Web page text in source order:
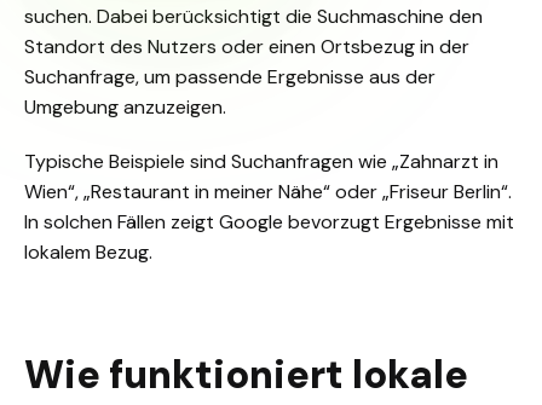
suchen. Dabei berücksichtigt die Suchmaschine den
Standort des Nutzers oder einen Ortsbezug in der
Suchanfrage, um passende Ergebnisse aus der
Umgebung anzuzeigen.
Typische Beispiele sind Suchanfragen wie „Zahnarzt in
Wien“, „Restaurant in meiner Nähe“ oder „Friseur Berlin“.
In solchen Fällen zeigt Google bevorzugt Ergebnisse mit
lokalem Bezug.
Wie funktioniert lokale